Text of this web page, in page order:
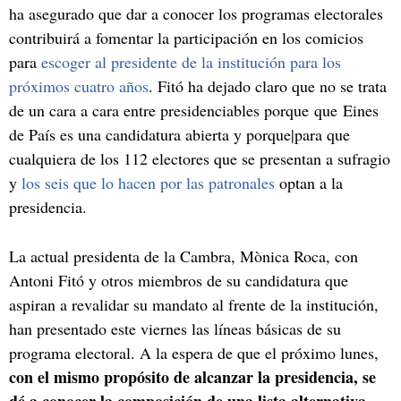
ha asegurado que dar a conocer los programas electorales
contribuirá a fomentar la participación en los comicios
para escoger al presidente de la institución para los
próximos cuatro años. Fitó ha dejado claro que no se trata
de un cara a cara entre presidenciables porque que Eines
de País es una candidatura abierta y porque|para que
cualquiera de los 112 electores que se presentan a sufragio
y los seis que lo hacen por las patronales optan a la
presidencia.
La actual presidenta de la Cambra, Mònica Roca, con
Antoni Fitó y otros miembros de su candidatura que
aspiran a revalidar su mandato al frente de la institución,
han presentado este viernes las líneas básicas de su
programa electoral. A la espera de que el próximo lunes,
con el mismo propósito de alcanzar la presidencia, se